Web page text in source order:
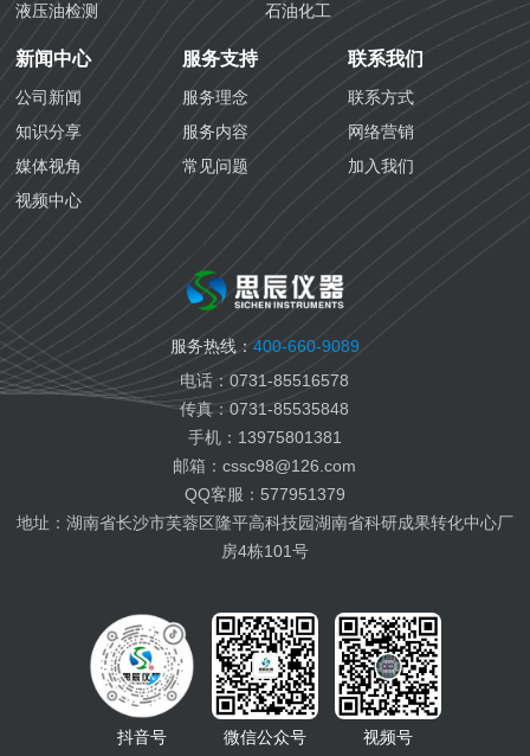
液压油检测
防冻液检测
防锈油检测
齿轮油检测
导热油检测
生物医药检测
国六汽油检测
国六柴油检测
变齿轮油检测
变压器油检测
纤膏缆膏检测
船用燃料油检测
石油化工
化学工业
航空铁路
海关质检
生态环境
新闻中心
公司新闻
知识分享
媒体视角
视频中心
服务支持
服务理念
服务内容
常见问题
联系我们
联系方式
网络营销
加入我们
服务热线： 400-660-9089
电话：0731-85516578
传真：0731-85535848
手机：13975801381
邮箱：cssc98@126.com
QQ客服：577951379
地址：湖南省长沙市芙蓉区隆平高科技园湖南省科研成果转化中心厂
房4栋101号
抖音号 微信公众号 视频号